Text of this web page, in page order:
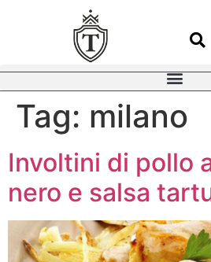
Tag: milano
Involtini di pollo
nero e salsa